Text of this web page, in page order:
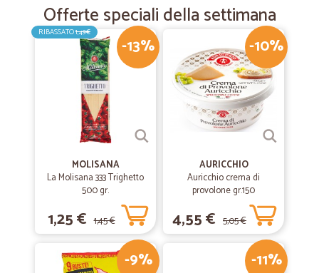
Offerte speciali della settimana
-13%
RIBASSATO1,49€
MOLISANA
La Molisana 333 Trighetto
500 gr.
1,25 € 1,45 €
-10%
AURICCHIO
Auricchio crema di
provolone gr.150
4,55 € 5,05 €
-9% -11%